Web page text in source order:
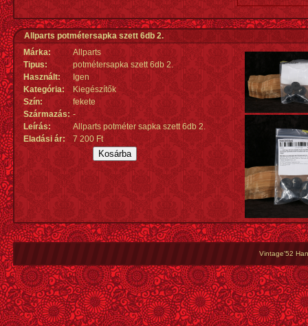
Allparts potmétersapka szett 6db 2.
Márka:
Allparts
Tipus:
potmétersapka szett 6db 2.
Használt:
Igen
Kategória:
Kiegészítők
Szín:
fekete
Származás: -
Leírás:
Allparts potméter sapka szett 6db 2.
Eladási ár:
7 200 Ft
Vintage'52